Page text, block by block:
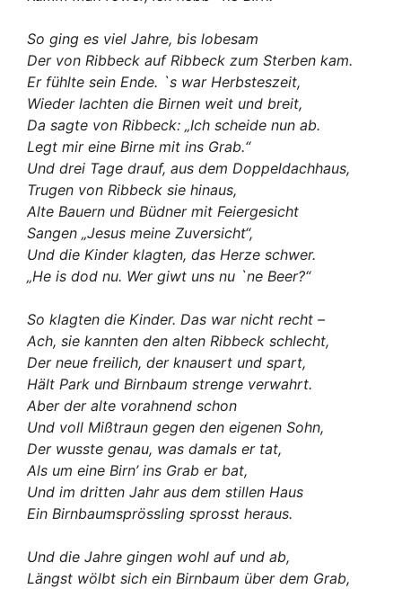
So ging es viel Jahre, bis lobesam
Der von Ribbeck auf Ribbeck zum Sterben kam.
Er fühlte sein Ende. `s war Herbsteszeit,
Wieder lachten die Birnen weit und breit,
Da sagte von Ribbeck: „Ich scheide nun ab.
Legt mir eine Birne mit ins Grab.“
Und drei Tage drauf, aus dem Doppeldachhaus,
Trugen von Ribbeck sie hinaus,
Alte Bauern und Büdner mit Feiergesicht
Sangen „Jesus meine Zuversicht“,
Und die Kinder klagten, das Herze schwer.
„He is dod nu. Wer giwt uns nu `ne Beer?“
So klagten die Kinder. Das war nicht recht –
Ach, sie kannten den alten Ribbeck schlecht,
Der neue freilich, der knausert und spart,
Hält Park und Birnbaum strenge verwahrt.
Aber der alte vorahnend schon
Und voll Mißtraun gegen den eigenen Sohn,
Der wusste genau, was damals er tat,
Als um eine Birn’ ins Grab er bat,
Und im dritten Jahr aus dem stillen Haus
Ein Birnbaumsprössling sprosst heraus.
Und die Jahre gingen wohl auf und ab,
Längst wölbt sich ein Birnbaum über dem Grab,